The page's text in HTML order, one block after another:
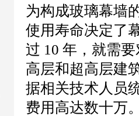
为构成玻璃幕墙
使用寿命决定了
过 10 年，就需
高层和超高层建
据相关技术人员
费用高达数十万